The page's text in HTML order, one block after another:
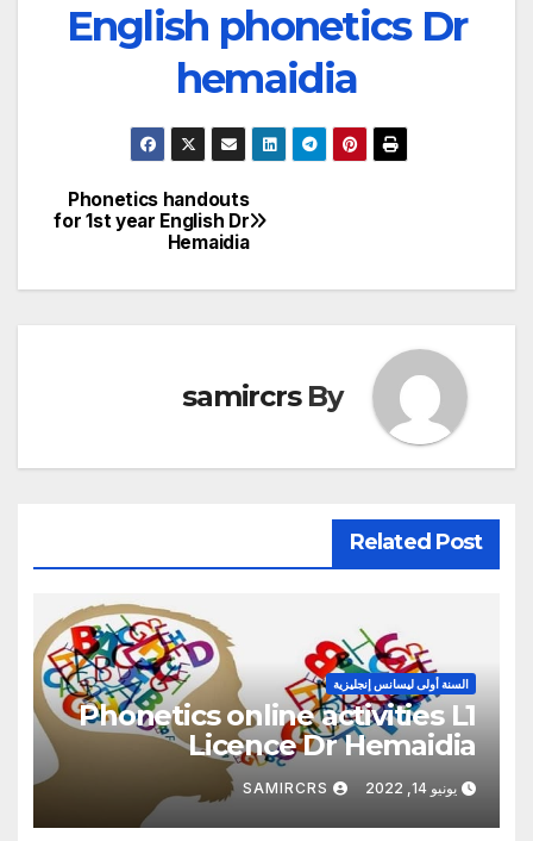
English phonetics Dr
hemaidia
Phonetics handouts
for 1st year English Dr
Hemaidia
By
samircrs
Related Post
السنة أولى ليسانس إنجليزية
Phonetics online activities L1
Licence Dr Hemaidia
Mohamed
يونيو 14, 2022 SAMIRCRS